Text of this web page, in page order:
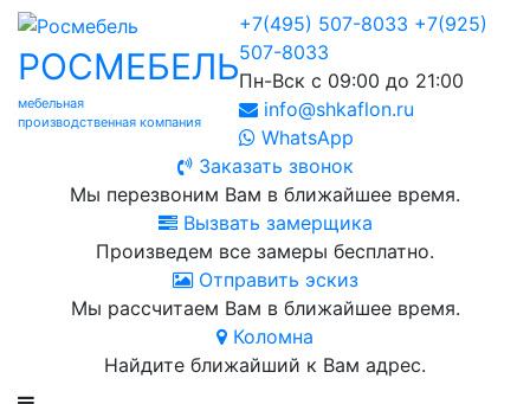
РОСМЕБЕЛЬ
мебельная
производственная компания
+7(495) 507-8033 +7(925)
507-8033
Пн-Вск с 09:00 до 21:00
info@shkaflon.ru
WhatsApp
Заказать звонок
Мы перезвоним Вам в ближайшее время.
Вызвать замерщика
Произведем все замеры бесплатно.
Отправить эскиз
Мы рассчитаем Вам в ближайшее время.
Коломна
Найдите ближайший к Вам адрес.